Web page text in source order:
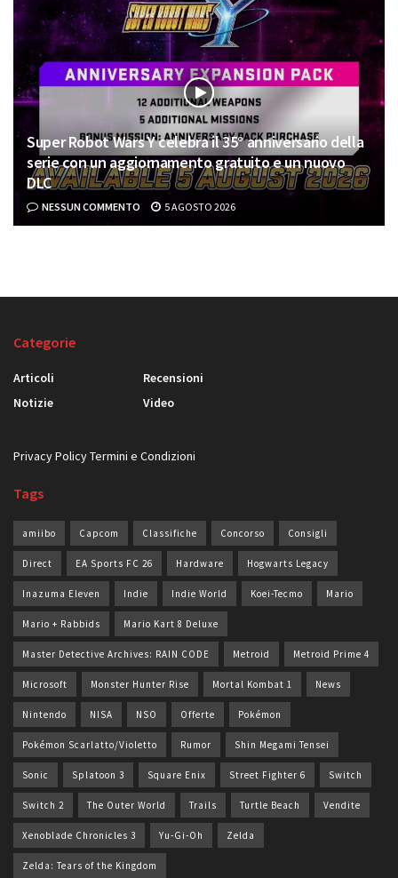
Super Robot Wars Y celebra il 35° anniversario della
serie con un aggiornamento gratuito e un nuovo
DLC
NESSUN COMMENTO 5 AGOSTO 2026
Categorie
Articoli
Notizie
Recensioni
Video
Privacy PolicyTermini e Condizioni
Tags
amiibo Capcom Classifiche Concorso Consigli
Direct EA Sports FC 26 Hardware Hogwarts Legacy
Inazuma Eleven Indie Indie World Koei-Tecmo Mario
Mario + Rabbids Mario Kart 8 Deluxe
Master Detective Archives: RAIN CODE Metroid Metroid Prime 4
Microsoft Monster Hunter Rise Mortal Kombat 1 News
Nintendo NISA NSO Offerte Pokémon
Pokémon Scarlatto/Violetto Rumor Shin Megami Tensei
Sonic Splatoon 3 Square Enix Street Fighter 6 Switch
Switch 2 The Outer World Trails Turtle Beach Vendite
Xenoblade Chronicles 3 Yu-Gi-Oh Zelda
Zelda: Tears of the Kingdom